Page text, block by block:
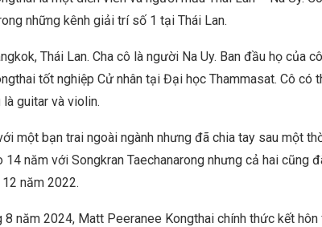
những kênh giải trí số 1 tại Thái Lan.
Thái Lan. Cha cô là người Na Uy. Ban đầu họ của
tốt nghiệp Cử nhân tại Đại học Thammasat. Cô có
là guitar và violin.
một bạn trai ngoài ngành nhưng đã chia tay sau một
14 năm với Songkran Taechanarong nhưng cả hai cũng
năm 2022.
8 năm 2024, Matt Peeranee Kongthai chính thức kết hôn